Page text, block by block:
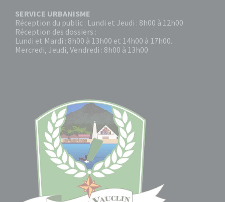
SERVICE URBANISME
Réception du public : Lundi et Jeudi : 8h00 à 12h00
Réception des dossiers :
Lundi et Mardi : 8h00 à 13h00 et 14h00 à 17h00.
Mercredi, Jeudi, Vendredi : 8h00 à 13h00